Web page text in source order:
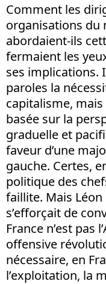
Comment les
organisations du
abordaient-ils
fermaient les
ses implications.
paroles la
capitalisme,
basée sur la
graduelle et
faveur d’une
gauche. Certes,
politique des
faillite. Mais Léon
s’efforçait de
France n’est pas
offensive
nécessaire, en
l’exploitation, la